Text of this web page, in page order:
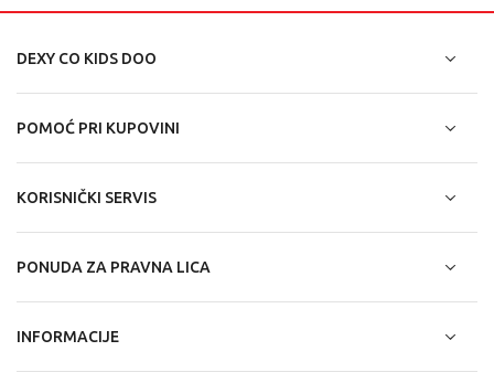
DEXY CO KIDS DOO
POMOĆ PRI KUPOVINI
KORISNIČKI SERVIS
PONUDA ZA PRAVNA LICA
INFORMACIJE